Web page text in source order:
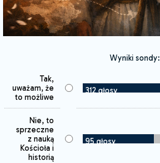
Wyniki sondy:
Tak,
uważam, że
to możliwe
312 głosy
Nie, to
sprzeczne
z nauką
Kościoła i
historią
95 głosy